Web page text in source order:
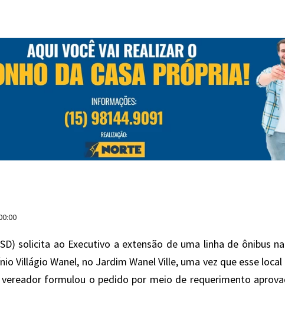
solicita ao Executivo a extensão de uma linha de ônibus
Villágio Wanel, no Jardim Wanel Ville, uma vez que esse
formulou o pedido por meio de requerimento